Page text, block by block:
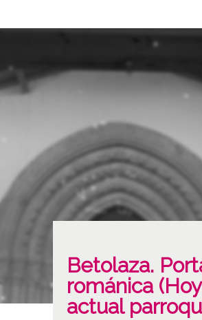
Betolaza.
románica
actual